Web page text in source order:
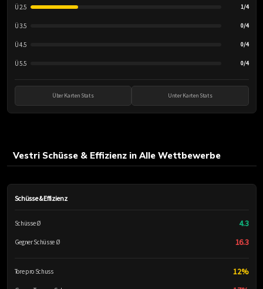
Ü 2.5 1/4
Ü 3.5 0/4
Ü 4.5 0/4
Ü 5.5 0/4
Über Karten Stats Unter Karten Stats
Vestri Schüsse & Effizienz in Alle Wettbewerbe
Schüsse & Effizienz
Schüsse Ø 4.3
Gegner Schüsse Ø 16.3
Tore pro Schuss 12%